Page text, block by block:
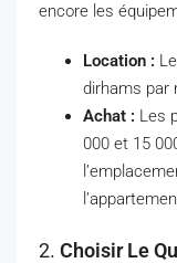
encore les
Location :
dirhams par
Achat : Les
000 et 15
2. Choisir Le